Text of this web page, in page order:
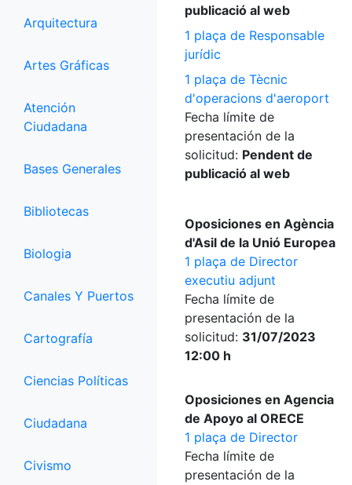
Arquitectura
Artes Gráficas
Atención
Ciudadana
Bases Generales
Bibliotecas
Biologia
Canales Y Puertos
Cartografía
Ciencias Políticas
Ciudadana
Civismo
publicació al web
1 plaça de Responsable
jurídic
1 plaça de Tècnic
d'operacions d'aeroport
Fecha límite de
presentación de la
solicitud: Pendent de
publicació al web
Oposiciones en Agència
d'Asil de la Unió Europea
1 plaça de Director
executiu adjunt
Fecha límite de
presentación de la
solicitud: 31/07/2023
12:00 h
Oposiciones en Agencia
de Apoyo al ORECE
1 plaça de Director
Fecha límite de
presentación de la